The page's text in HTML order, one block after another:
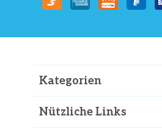
Kategorien
Nützliche Links